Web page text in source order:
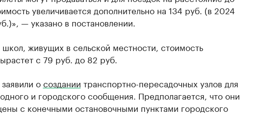
увеличивается дополнительно на 134 руб. (в 2024
— указано в постановлении.
школ, живущих в сельской местности, стоимость
с 79 руб. до 82 руб.
осоздании транспортно-пересадочных узлов для
и городского сообщения. Предполагается, что они
с конечными остановочными пунктами городского